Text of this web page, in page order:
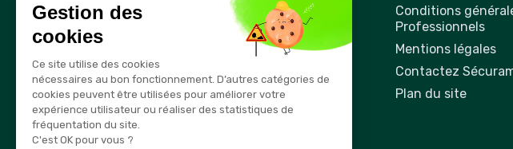
21850 Saint-Apollinaire
France
Téléphone
03 80 74 28 15
E-mail
info@securama.fr
Conditions
Professionnels
Mentions légales
Contactez
Plan du site
Gestion des
cookies
Ce site utilise des cookies
nécessaires au bon fonctionnement. D’autres catégories de
cookies peuvent être utilisées pour améliorer votre
expérience utilisateur ou réaliser des statistiques de
fréquentation du site.
C'est OK pour vous ?